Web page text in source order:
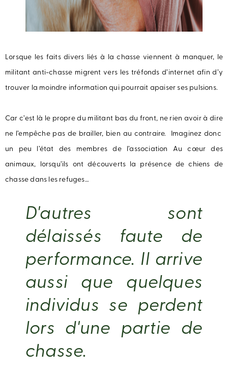
Lorsque les faits divers liés à la chasse viennent à manquer, le
militant anti-chasse migrent vers les tréfonds d’internet afin d’y
trouver la moindre information qui pourrait apaiser ses pulsions.
Car c’est là le propre du militant bas du front, ne rien avoir à dire
ne l’empêche pas de brailler, bien au contraire. Imaginez donc
un peu l’état des membres de l’association Au cœur des
animaux, lorsqu’ils ont découverts la présence de chiens de
chasse dans les refuges…
D'autres sont
délaissés faute de
performance. Il arrive
aussi que quelques
individus se perdent
lors d'une partie de
chasse.